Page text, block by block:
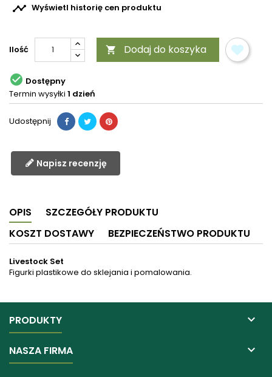
 Wyświetl historię cen produktu
Ilość  Dodaj do koszyka
 Dostępny
Termin wysyłki 1 dzień
Udostępnij
Napisz recenzję
OPIS
SZCZEGÓŁY PRODUKTU
KOSZT DOSTAWY
BEZPIECZEŃSTWO PRODUKTU
Livestock Set
Figurki plastikowe do sklejania i pomalowania.
PRODUKTY 
NASZA FIRMA 